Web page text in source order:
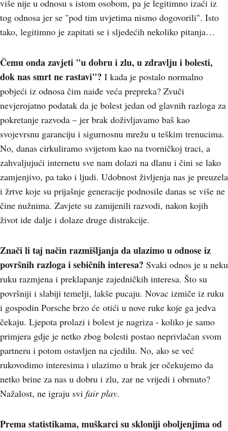
više nije u odnosu s istom osobom, pa je legitimno izaći iz
tog odnosa jer se "pod tim uvjetima nismo dogovorili". Isto
tako, legitimno je zapitati se i sljedećih nekoliko pitanja…
Čemu onda zavjeti "u dobru i zlu, u zdravlju i bolesti,
dok nas smrt ne rastavi"? I kada je postalo normalno
pobjeći iz odnosa čim naiđe veća prepreka? Zvuči
nevjerojatno podatak da je bolest jedan od glavnih razloga za
pokretanje razvoda – jer brak doživljavamo baš kao
svojevrsnu garanciju i sigurnosnu mrežu u teškim trenucima.
No, danas cirkuliramo svijetom kao na tvorničkoj traci, a
zahvaljujući internetu sve nam dolazi na dlanu i čini se lako
zamjenjivo, pa tako i ljudi. Udobnost življenja nas je preuzela
i žrtve koje su prijašnje generacije podnosile danas se više ne
čine nužnima. Zavjete su zamijenili razvodi, nakon kojih
život ide dalje i dolaze druge distrakcije.
Znači li taj način razmišljanja da ulazimo u odnose iz
površnih razloga i sebičnih interesa? Svaki odnos je u neku
ruku razmjena i preklapanje zajedničkih interesa. Što su
površniji i slabiji temelji, lakše pucaju. Novac izmiče iz ruku
i gospodin Porsche brzo će otići u nove ruke koje ga jedva
čekaju. Ljepota prolazi i bolest je nagriza - koliko je samo
primjera gdje je netko zbog bolesti postao neprivlačan svom
partneru i potom ostavljen na cjedilu. No, ako se već
rukovodimo interesima i ulazimo u brak jer očekujemo da
netko brine za nas u dobru i zlu, zar ne vrijedi i obrnuto?
Nažalost, ne igraju svi fair play.
Prema statistikama, muškarci su skloniji oboljenjima od